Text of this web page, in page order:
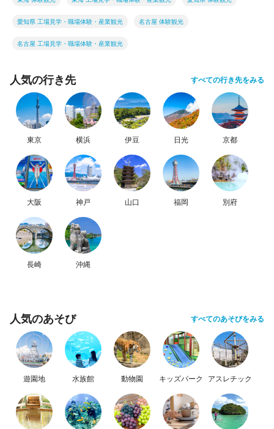
愛知県 工場見学・職場体験・産業観光 名古屋 体験観光
名古屋 工場見学・職場体験・産業観光
人気の行き先 すべての行き先をみる
東京 横浜 伊豆 日光 京都
大阪 神戸 山口 福岡 別府
長崎 沖縄
人気のあそび すべてのあそびをみる
遊園地 水族館 動物園 キッズパーク アスレチック